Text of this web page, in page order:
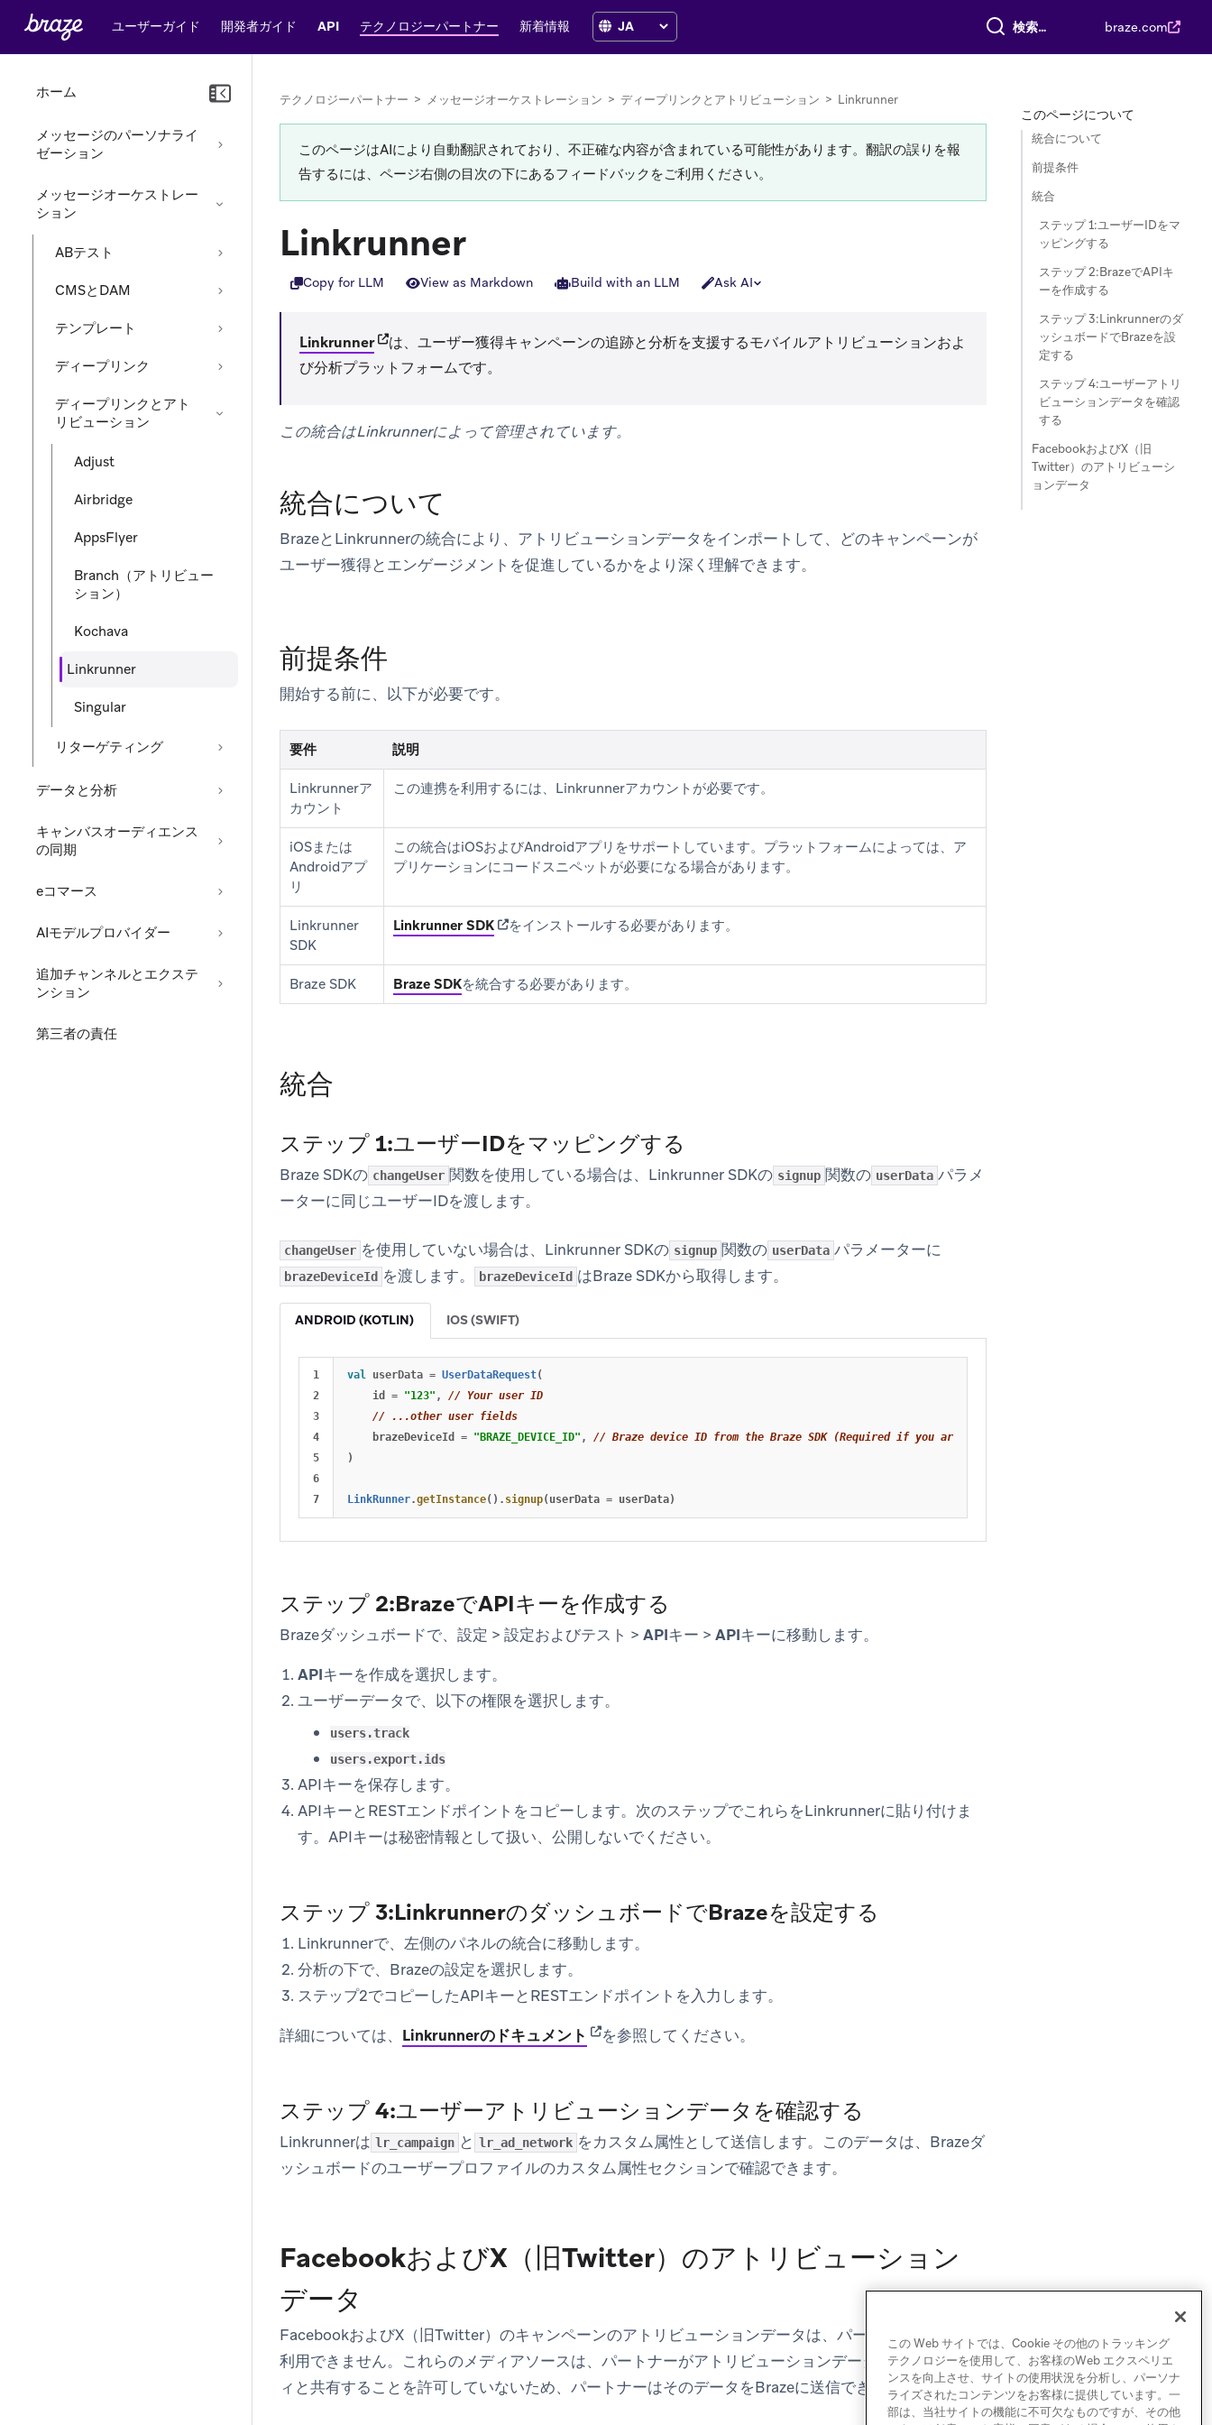
ユーザーガイド 開発者ガイド API テクノロジーパートナー 新着情報 すべて検索 braze.com
ホーム
メッセージのパーソナライ
ゼーション
メッセージオーケストレー
ション
ABテスト
CMSとDAM
テンプレート
ディープリンク
ディープリンクとアト
リビューション
Adjust
Airbridge
AppsFlyer
Branch（アトリビュー
ション）
Kochava
Linkrunner
Singular
リターゲティング
データと分析
キャンバスオーディエンス
の同期
eコマース
AIモデルプロバイダー
追加チャンネルとエクステ
ンション
第三者の責任
テクノロジーパートナー > メッセージオーケストレーション > ディープリンクとアトリビューション > Linkrunner
このページはAIにより自動翻訳されており、不正確な内容が含まれている可能性があります。翻訳の誤りを報
告するには、ページ右側の目次の下にあるフィードバックをご利用ください。
Linkrunner
Copy for LLM View as Markdown Build with an LLM Ask AI
Linkrunner(opens in new tab)
は、ユーザー獲得キャンペーンの追跡と分析を支援するモバイルアトリビューションおよ
び分析プラットフォームです。
この統合はLinkrunnerによって管理されています。
統合について
BrazeとLinkrunnerの統合により、アトリビューションデータをインポートして、どのキャンペーンが
ユーザー獲得とエンゲージメントを促進しているかをより深く理解できます。
前提条件
開始する前に、以下が必要です。
要件 説明
Linkrunnerア
カウント
この連携を利用するには、Linkrunnerアカウントが必要です。
iOSまたは
Androidアプ
リ
この統合はiOSおよびAndroidアプリをサポートしています。プラットフォームによっては、ア
プリケーションにコードスニペットが必要になる場合があります。
Linkrunner
SDK
Linkrunner SDK(opens in new tab)
をインストールする必要があります。
Braze SDK Braze SDKを統合する必要があります。
統合
ステップ 1:ユーザーIDをマッピングする
Braze SDKの changeUser 関数を使用している場合は、Linkrunner SDKの signup 関数の userData パラメ
ーターに同じユーザーIDを渡します。
changeUser を使用していない場合は、Linkrunner SDKの signup 関数の userData パラメーターに
brazeDeviceId を渡します。 brazeDeviceId はBraze SDKから取得します。
ANDROID (KOTLIN) IOS (SWIFT)
1
2
3
4
5
6
val userData = UserDataRequest(
id
= "123" ,
// Your user ID
// ...other user fields
brazeDeviceId
= "BRAZE_DEVICE_ID" ,
// Braze device ID from the Braze SDK (Required if you are not using the changeUser function)
)
LinkRunner.getInstance(). signup( userData = userData)
ステップ 2:BrazeでAPIキーを作成する
Brazeダッシュボードで、 設定 > 設定およびテスト > APIキー > APIキーに移動します。
APIキーを作成を選択します。
ユーザーデータで、以下の権限を選択します。
users.track
users.export.ids
APIキーを保存します。
APIキーとRESTエンドポイントをコピーします。次のステップでこれらをLinkrunnerに貼り付けま
す。APIキーは秘密情報として扱い、公開しないでください。
ステップ 3:LinkrunnerのダッシュボードでBrazeを設定する
Linkrunnerで、左側のパネルの統合に移動します。
分析の下で、Brazeの設定を選択します。
ステップ2でコピーしたAPIキーとRESTエンドポイントを入力します。
詳細については、 Linkrunnerのドキュメント (opens in new tab)
を参照してください。
ステップ 4:ユーザーアトリビューションデータを確認する
Linkrunnerは lr_campaign と lr_ad_network をカスタム属性として送信します。このデータは、Brazeダ
ッシュボードのユーザープロファイルのカスタム属性セクションで確認できます。
FacebookおよびX（旧Twitter）のアトリビューション
データ
FacebookおよびX（旧Twitter）のキャンペーンのアトリビューションデータは、パートナーを通じて
利用できません。これらのメディアソースは、パートナーがアトリビューションデータをサードパーテ
ィと共有することを許可していないため、パートナーはそのデータをBrazeに送信できません。
このページについて
統合について
前提条件
統合
ステップ 1:ユーザーIDをマ
ッピングする
ステップ 2:BrazeでAPIキ
ーを作成する
ステップ 3:Linkrunnerのダ
ッシュボードでBrazeを設
定する
ステップ 4:ユーザーアトリ
ビューションデータを確認
する
FacebookおよびX（旧
Twitter）のアトリビューシ
ョンデータ
この Web サイトでは、Cookie その他のトラッキング
テクノロジーを使用して、お客様のWeb エクスペリエ
ンスを向上させ、サイトの使用状況を分析し、パーソナ
ライズされたコンテンツをお客様に提供しています。一
部は、当社サイトの機能に不可欠なものですが、その他